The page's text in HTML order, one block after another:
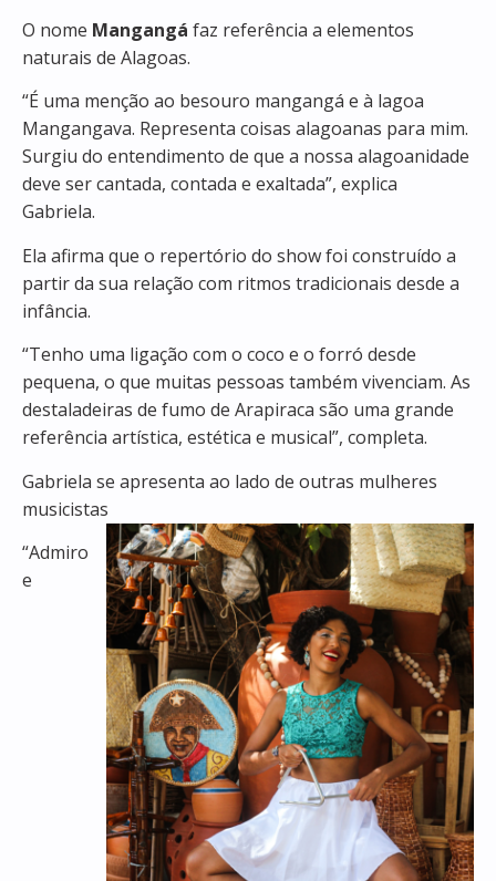
O nome Mangangá faz referência a elementos
naturais de Alagoas.
“É uma menção ao besouro mangangá e à lagoa
Mangangava. Representa coisas alagoanas para mim.
Surgiu do entendimento de que a nossa alagoanidade
deve ser cantada, contada e exaltada”, explica
Gabriela.
Ela afirma que o repertório do show foi construído a
partir da sua relação com ritmos tradicionais desde a
infância.
“Tenho uma ligação com o coco e o forró desde
pequena, o que muitas pessoas também vivenciam. As
destaladeiras de fumo de Arapiraca são uma grande
referência artística, estética e musical”, completa.
Gabriela se apresenta ao lado de outras mulheres
musicistas
“Admiro
e